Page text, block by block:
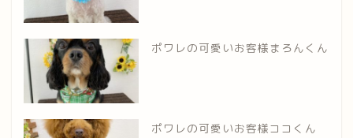
ポワレの可愛いお客様まろんくん
ポワレの可愛いお客様ココくん